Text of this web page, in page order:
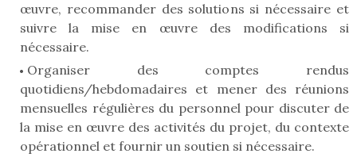
œuvre, recommander des solutions si nécessaire et
suivre la mise en œuvre des modifications si
nécessaire.
Organiser des comptes rendus
quotidiens/hebdomadaires et mener des réunions
mensuelles régulières du personnel pour discuter de
la mise en œuvre des activités du projet, du contexte
opérationnel et fournir un soutien si nécessaire.